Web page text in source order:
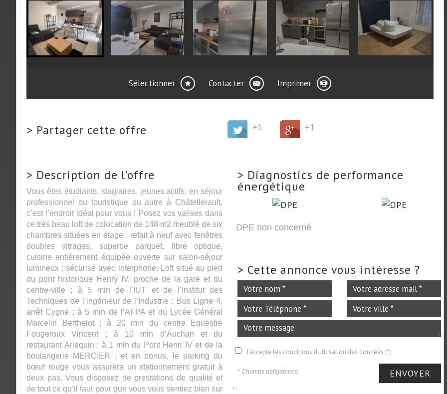
Sélectionner Contacter Imprimer
> Partager cette offre +1 +1
> Description de l'offre
Vous êtes étudiants, stagiaires, jeunes actifs, en séjour
professionnel ou touristique ou autre à Châtellerault,
c’est l’endroit idéal pour vous ! Posez vos valises dans
ce très beau loft de colocation de 148 m2 meublé de six
chambres situées en étage ; refait à neuf avec fenêtres
doubles vitrages, superbe parquet, fibre optique,
cuisine entièrement équipée ouverte sur salon-séjour
lumineux ; sécurisé avec interphone. Loft situé au pied
du pont historique Henry IV, proche de la gare et du
centre-ville ; à 5 min de l’IUT et de l’Institut des
Techniques de l’ingénieur de l’Industrie : Bus Ligne 4,
arrêt Cygne ; à 5 min de l’AFPA et du Lycée Général
Marcelin Berthelot ; à 20 min du centre Equestre
Fougeroux Vincent ; à 10 min d’Auchan et du
restaurant Arlequin ; à 1 min du Pont Henri IV et de la
boulangerie MERCIER ; et en bonus, le parking du
bœuf rouge vous assurera un stationnement gratuit à
deux pas. Vous disposez de prestations de qualité et
de tout ce qu’il faut pour que vous vous sentiez bien sur
> Diagnostics de performance
énergétique
DPE non concerné
> Cette annonce vous intéresse ?
J'accepte les conditions d'utilisation des données (*)
* Champs obligatoires ENVOYER
* :